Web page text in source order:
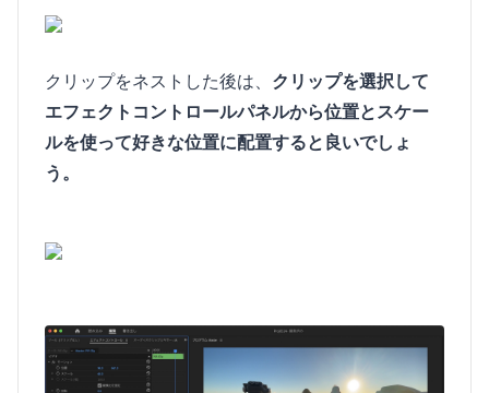
クリップをネストした後は、 クリップを選択して
エフェクトコントロールパネルから位置とスケー
ルを使って好きな位置に配置すると良いでしょ
う。